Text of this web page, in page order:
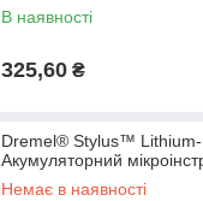
В наявності
325,60 ₴
Dremel® Stylus™
Акумуляторний
Немає в наявності